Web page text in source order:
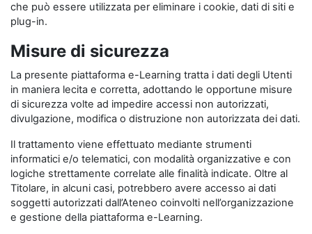
che può essere utilizzata per eliminare i cookie, dati di siti e
plug-in.
Misure di sicurezza
La presente piattaforma e-Learning tratta i dati degli Utenti
in maniera lecita e corretta, adottando le opportune misure
di sicurezza volte ad impedire accessi non autorizzati,
divulgazione, modifica o distruzione non autorizzata dei dati.
Il trattamento viene effettuato mediante strumenti
informatici e/o telematici, con modalità organizzative e con
logiche strettamente correlate alle finalità indicate. Oltre al
Titolare, in alcuni casi, potrebbero avere accesso ai dati
soggetti autorizzati dall’Ateneo coinvolti nell’organizzazione
e gestione della piattaforma e-Learning.